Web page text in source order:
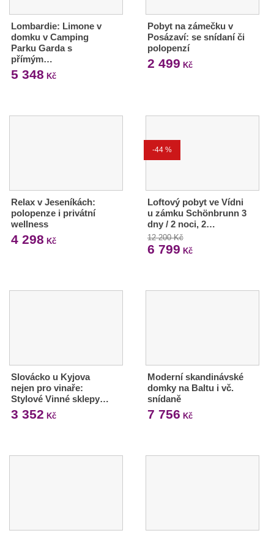
Lombardie: Limone v
domku v Camping
Parku Garda s
přímým…
5 348 Kč
Pobyt na zámečku v
Posázaví: se snídaní či
polopenzí
2 499 Kč
Relax v Jeseníkách:
polopenze i privátní
wellness
4 298 Kč
-44 %
Loftový pobyt ve Vídni
u zámku Schönbrunn 3
dny / 2 noci, 2…
12 200 Kč
6 799 Kč
Slovácko u Kyjova
nejen pro vinaře:
Stylové Vinné sklepy…
3 352 Kč
Moderní skandinávské
domky na Baltu i vč.
snídaně
7 756 Kč